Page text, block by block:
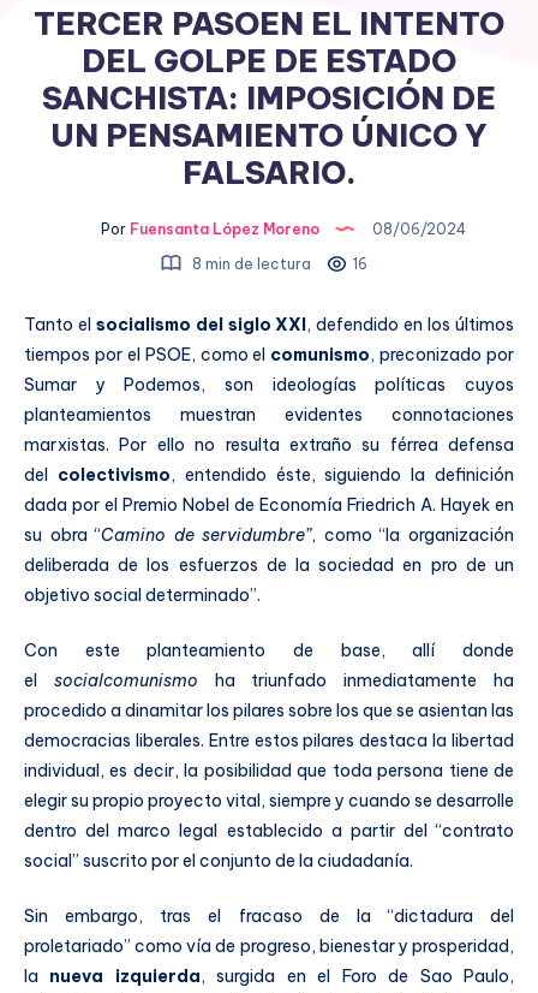
TERCER PASOEN EL INTENTO
DEL GOLPE DE ESTADO
SANCHISTA: IMPOSICIÓN DE
UN PENSAMIENTO ÚNICO Y
FALSARIO.
PorFuensanta López Moreno
08/06/2024
8 min de lectura
16
Tanto el socialismo del siglo XXI, defendido en los últimos
tiempos por el PSOE, como el comunismo, preconizado por
Sumar y Podemos, son ideologías políticas cuyos
planteamientos muestran evidentes connotaciones
marxistas. Por ello no resulta extraño su férrea defensa
del colectivismo, entendido éste, siguiendo la definición
dada por el Premio Nobel de Economía Friedrich A. Hayek en
su obra “Camino de servidumbre”, como “la organización
deliberada de los esfuerzos de la sociedad en pro de un
objetivo social determinado”.
Con este planteamiento de base, allí donde
el socialcomunismo ha triunfado inmediatamente ha
procedido a dinamitar los pilares sobre los que se asientan las
democracias liberales. Entre estos pilares destaca la libertad
individual, es decir, la posibilidad que toda persona tiene de
elegir su propio proyecto vital, siempre y cuando se desarrolle
dentro del marco legal establecido a partir del “contrato
social” suscrito por el conjunto de la ciudadanía.
Sin embargo, tras el fracaso de la “dictadura del
proletariado” como vía de progreso, bienestar y prosperidad,
la nueva izquierda, surgida en el Foro de Sao Paulo,